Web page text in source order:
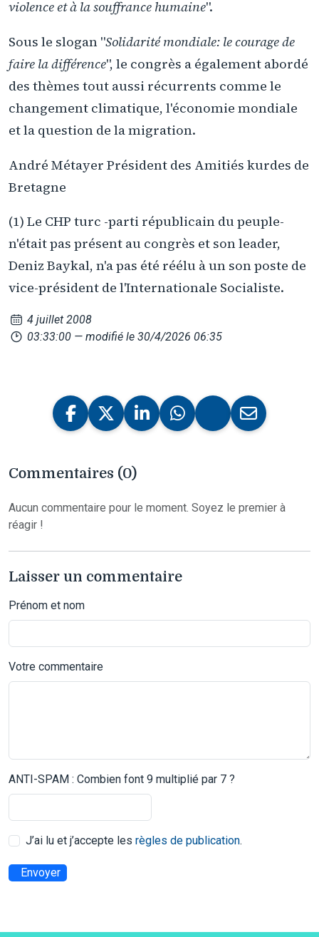
violence et à la souffrance humaine".
Sous le slogan "Solidarité mondiale: le courage de
faire la différence", le congrès a également abordé
des thèmes tout aussi récurrents comme le
changement climatique, l'économie mondiale
et la question de la migration.
André Métayer Président des Amitiés kurdes de
Bretagne
(1) Le CHP turc -parti républicain du peuple-
n'était pas présent au congrès et son leader,
Deniz Baykal, n'a pas été réélu à un son poste de
vice-président de l'Internationale Socialiste.
4 juillet 2008
03:33:00 — modifié le 30/4/2026 06:35
Commentaires (0)
Aucun commentaire pour le moment. Soyez le premier à
réagir !
Laisser un commentaire
Prénom et nom
Votre commentaire
ANTI-SPAM : Combien font 9 multiplié par 7 ?
J’ai lu et j’accepte les règles de publication.
Envoyer